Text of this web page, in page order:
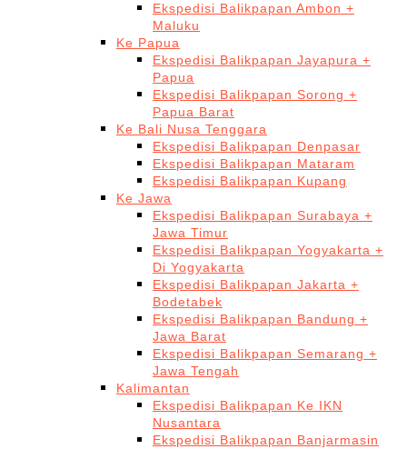
Ekspedisi Balikpapan Ambon +
Maluku
Ke Papua
Ekspedisi Balikpapan Jayapura +
Papua
Ekspedisi Balikpapan Sorong +
Papua Barat
Ke Bali Nusa Tenggara
Ekspedisi Balikpapan Denpasar
Ekspedisi Balikpapan Mataram
Ekspedisi Balikpapan Kupang
Ke Jawa
Ekspedisi Balikpapan Surabaya +
Jawa Timur
Ekspedisi Balikpapan Yogyakarta +
Di Yogyakarta
Ekspedisi Balikpapan Jakarta +
Bodetabek
Ekspedisi Balikpapan Bandung +
Jawa Barat
Ekspedisi Balikpapan Semarang +
Jawa Tengah
Kalimantan
Ekspedisi Balikpapan Ke IKN
Nusantara
Ekspedisi Balikpapan Banjarmasin